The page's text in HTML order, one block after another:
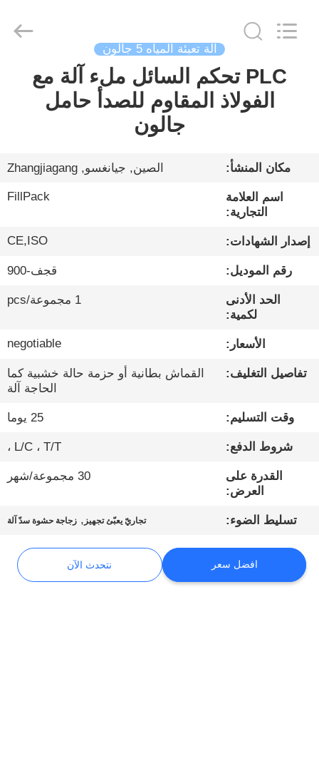
الصفحة
الرئيسية
معلومات
جولة
المعمل
مراقبة
الجودة
اتصل
الآن
Machinery
Reserved.
آلة تعبئة المياه 5 جالون
PLC تحكم السائل ملء آلة مع
الفولاذ المقاوم للصدأ حامل
جالون
مكان المنشأ: الصين, جيانغسو, Zhangjiagang
اسم العلامة
التجارية:
FillPack
إصدار الشهادات: CE,ISO
رقم الموديل: قجف-900
الحد الأدنى
لكمية:
1 مجموعة/pcs
الأسعار: negotiable
تفاصيل التغليف:
القماش بطانية أو حزمة حالة خشبية كما
الحاجة آلة
وقت التسليم: 25 يوما
شروط الدفع: L/C ، T/T ،
القدرة على
العرض:
30 مجموعة/شهر
تسليط الضوء: تجاريّ يعبّئ تجهيز , زجاجة حشوة سدّ آلة
افضل سعر نتحدث الآن